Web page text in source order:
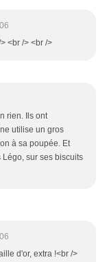
<br /> <br />
rien. Ils ont
utilise un gros
à sa poupée. Et
sur ses biscuits
d'or, extra !<br />